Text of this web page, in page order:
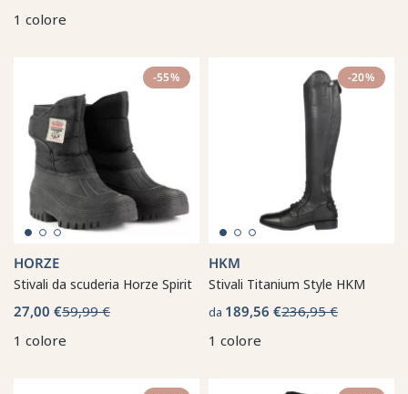
1 colore
-55%
HORZE
Stivali da scuderia Horze Spirit
27,00 €59,99 €
1 colore
-20%
HKM
Stivali Titanium Style HKM
da 189,56 €236,95 €
1 colore